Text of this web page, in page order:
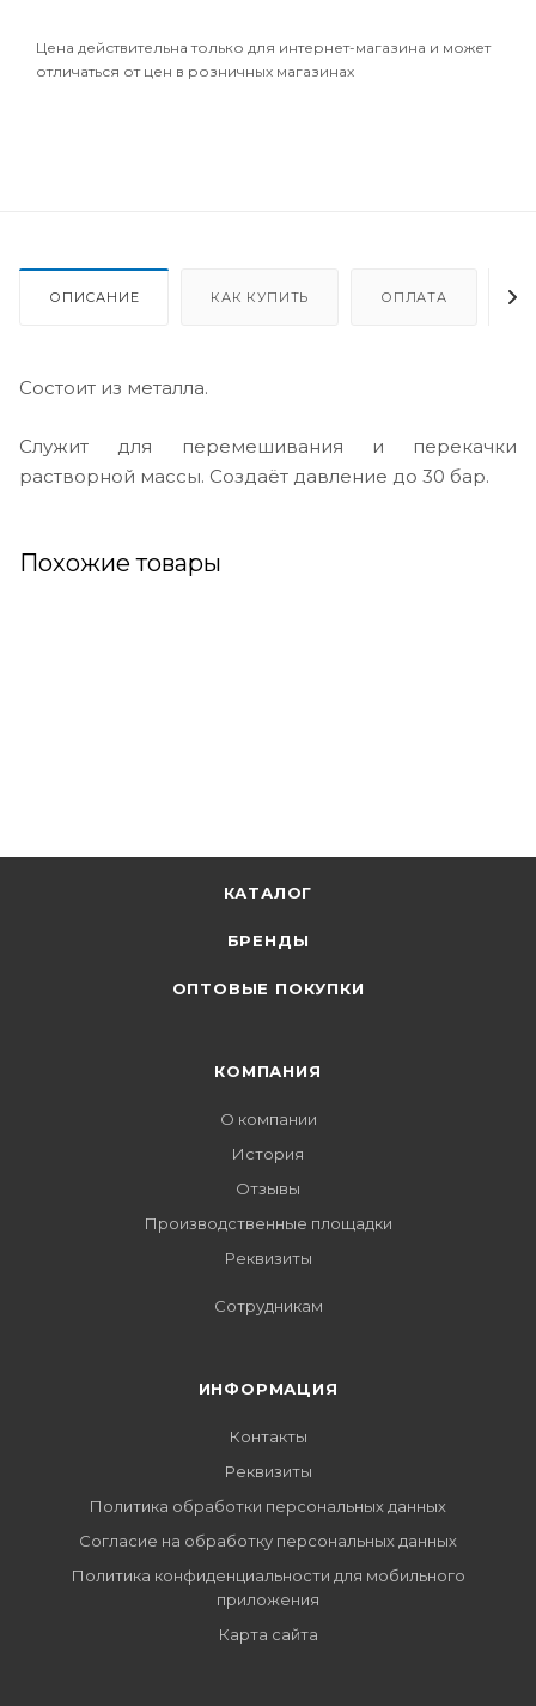
Цена действительна только для интернет-магазина и может
отличаться от цен в розничных магазинах
ОПИСАНИЕ КАК КУПИТЬ ОПЛАТА
Состоит из металла.
Служит для перемешивания и перекачки
растворной массы. Создаёт давление до 30 бар.
Похожие товары
КАТАЛОГ
БРЕНДЫ
ОПТОВЫЕ ПОКУПКИ
КОМПАНИЯ
О компании
История
Отзывы
Производственные площадки
Реквизиты
Сотрудникам
ИНФОРМАЦИЯ
Контакты
Реквизиты
Политика обработки персональных данных
Согласие на обработку персональных данных
Политика конфиденциальности для мобильного
приложения
Карта сайта